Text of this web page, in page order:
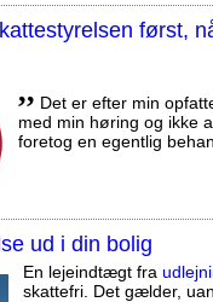
først,
,, Det er efter min
med min høring og ikke
foretog en egentlig
ud i din bolig
En lejeindtægt fra
skattefri. Det gælder,